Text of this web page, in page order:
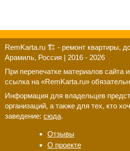
RemKarta.ru 🏗️ - ремонт квартиры,
Арамиль, Россия | 2016 - 2026
При перепечатке материалов сайта
ссылка на «RemKarta.ru»
Информация для владельцев
организаций, а также для тех, кто
заведение: сюда.
Отзывы